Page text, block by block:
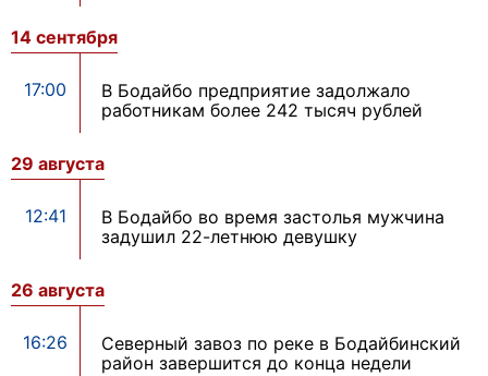
14 сентября
17:00
В Бодайбо предприятие задолжало
работникам более 242 тысяч рублей
29 августа
12:41
В Бодайбо во время застолья мужчина
задушил 22-летнюю девушку
26 августа
16:26
Северный завоз по реке в Бодайбинский
район завершится до конца недели